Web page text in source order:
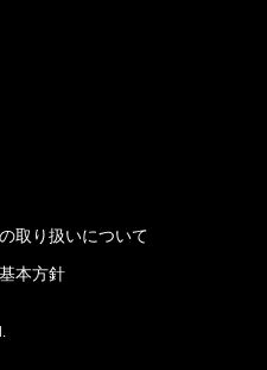
取り扱いについて
本⽅針